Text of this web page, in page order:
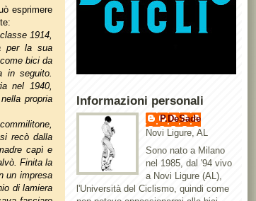
esprimere
1914,
per la sua
bici da
in seguito.
nel 1940,
propria
recò dalla
capì e
Finita la
un impresa
di lamiera
Informazioni personali
P.DeSade
Novi Ligure, AL
Sono nato a Milano
nel 1985, dal '94 vivo
a Novi Ligure (AL),
l'Università del Ciclismo, quindi come